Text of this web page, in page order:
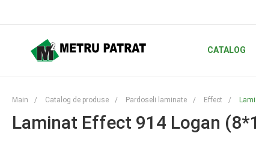
CATALOG
Main / Catalog de produse / Pardoseli laminate / Effect /
Laminat Effect 914 Logan